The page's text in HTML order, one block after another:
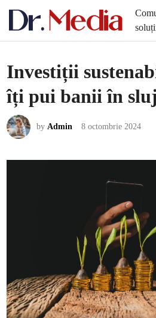
Investiții
îți pui banii în
byAdmin 8 octombrie 2024